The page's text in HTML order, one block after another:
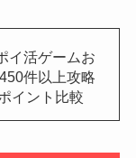
イ活ゲームお
件以上攻略
イント比較